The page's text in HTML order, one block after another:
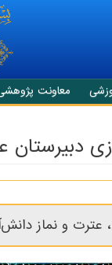
معاونت
دبیرستان
منطقه‌ی 11 آموزش و